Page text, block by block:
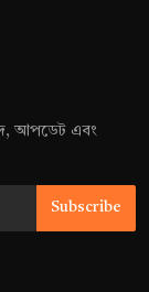
আপডেট এবং
Subscribe